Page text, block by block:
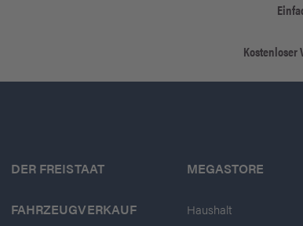
Kostenloser
DER FREISTAAT
FAHRZEUGVERKAUF
MEGASTORE
Haushalt